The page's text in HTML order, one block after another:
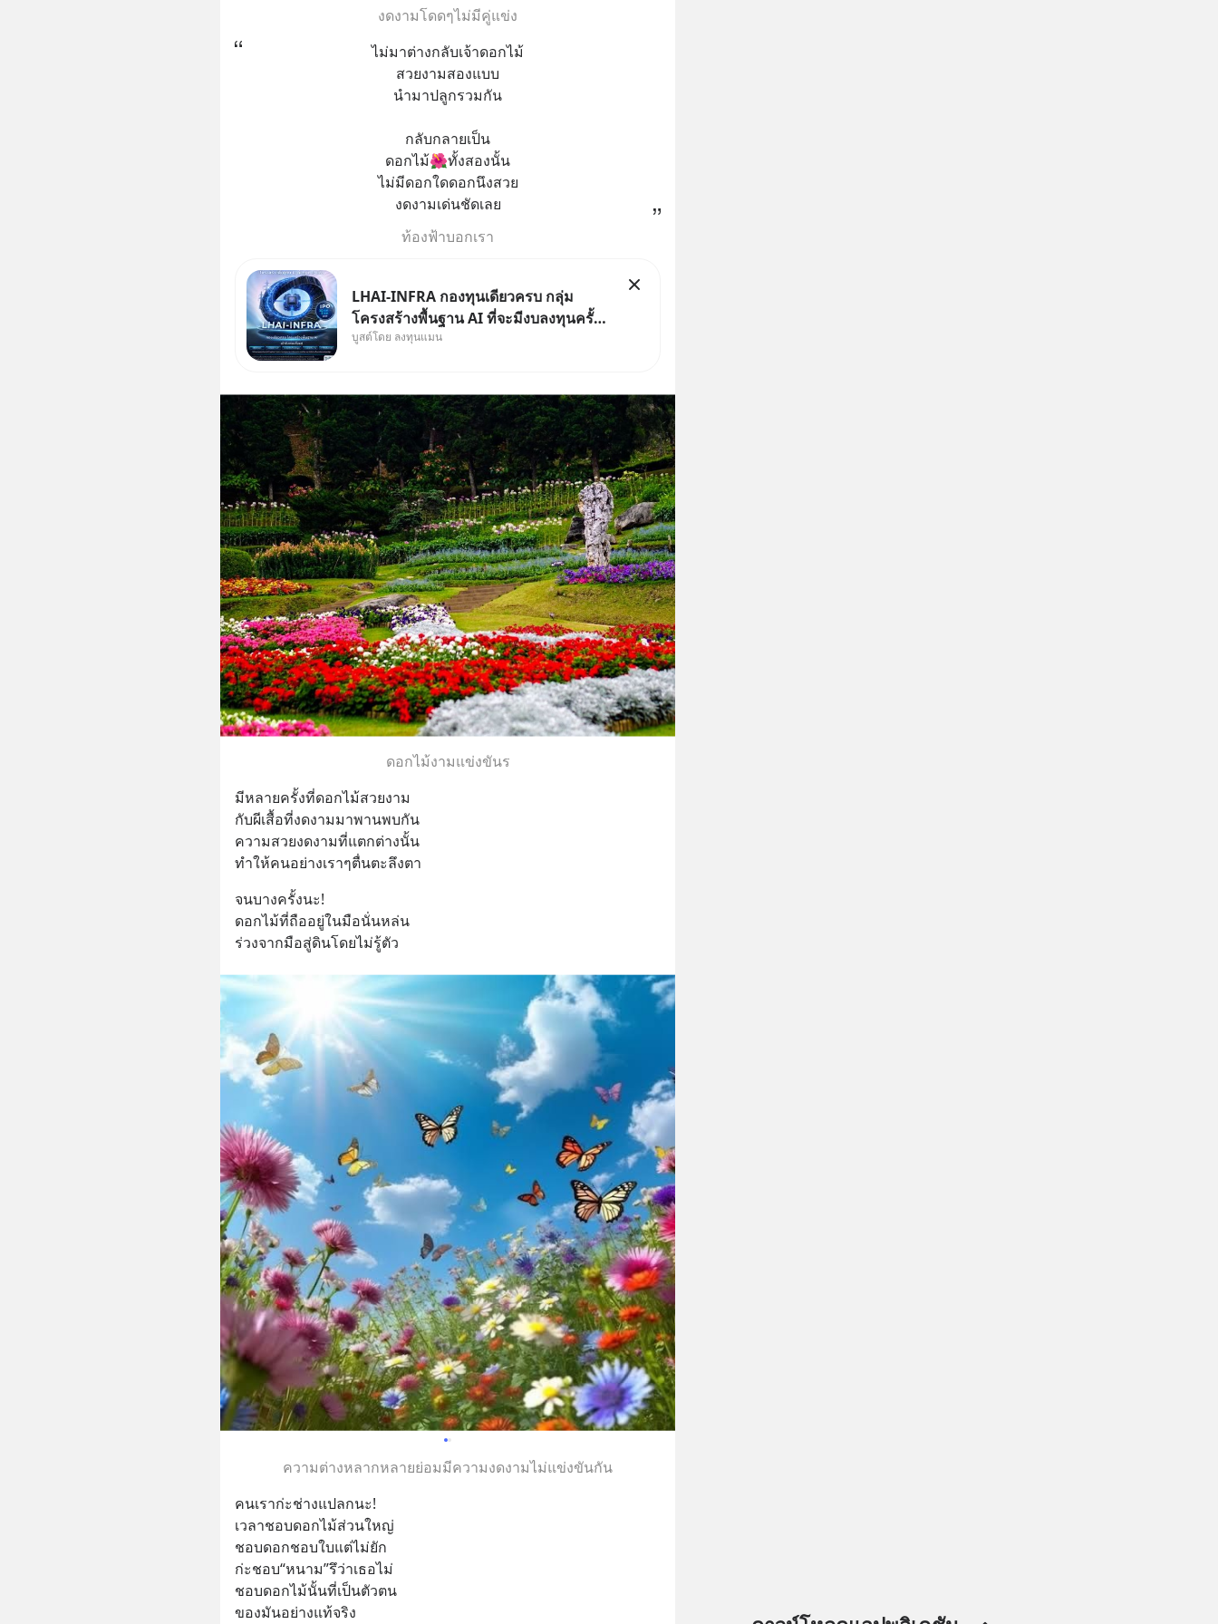
งดงามโดดๆไม่มีคู่แข่ง
ไม่มาต่างกลับเจ้าดอกไม้
สวยงามสองแบบ
นำมาปลูกรวมกัน
กลับกลายเป็น
ดอกไม้🌺ทั้งสองนั้น
ไม่มีดอกใดดอกนึงสวย
งดงามเด่นชัดเลย
ท้องฟ้าบอกเรา
LHAI-INFRA กองทุนเดียวครบ กลุ่ม
โครงสร้างพื้นฐาน AI ที่จะมีงบลงทุนครั้ง
ใหญ่ในประวัติศาสตร์ ที่เรียกว่า AI
เดินหน้าลงทุน AI
บูสต์โดย ลงทุนแมน
ดอกไม้งามแข่งขันร
มีหลายครั้งที่ดอกไม้สวยงาม
กับผีเสื้อที่งดงามมาพานพบกัน
ความสวยงดงามที่แตกต่างนั้น
ทำให้คนอย่างเราๆตื่นตะลึงตา
จนบางครั้งนะ!
ดอกไม้ที่ถืออยู่ในมือนั่นหล่น
ร่วงจากมือสู่ดินโดยไม่รู้ตัว
ความต่างหลากหลายย่อมมีความงดงามไม่แข่งขันกัน
คนเราก่ะช่างแปลกนะ!
เวลาชอบดอกไม้ส่วนใหญ่
ชอบดอกชอบใบแต่ไม่ยัก
ก่ะชอบ“หนาม”รึว่าเธอไม่
ชอบดอกไม้นั้นที่เป็นตัวตน
ของมันอย่างแท้จริง